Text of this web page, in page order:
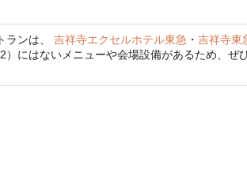
ランは、 吉祥寺エクセルホテル東急 ・ 吉祥寺東
にはないメニューや会場設備があるため、ぜ